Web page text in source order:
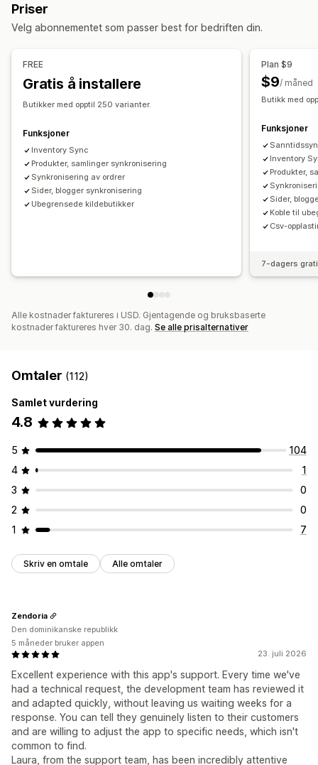
Multibutikk
Bestillingsoppdateringer
Priser
Velg abonnementet som passer best for bedriften din.
FREE
Gratis å installere
Butikker med opptil 250 varianter.
Funksjoner
Inventory Sync
Produkter, samlinger synkronisering
Synkronisering av ordrer
Sider, blogger synkronisering
Ubegrensede kildebutikker
Plan $9
$9/ måned
Butikk med
Funksjoner
Inventory
Produkter,
Sider,
Koble til
Csv-
7-dagers
Alle kostnader faktureres i USD. Gjentagende og bruksbaserte
kostnader faktureres hver 30. dag. Se alle prisalternativer
Omtaler (112)
Samlet vurdering
4.8
5
104
4
1
3
0
2
0
1
7
Skriv en omtale Alle omtaler
23. juli 2026
Excellent experience with this app's support. Every time we've
had a technical request, the development team has reviewed it
and adapted quickly, without leaving us waiting weeks for a
response. You can tell they genuinely listen to their customers
and are willing to adjust the app to specific needs, which isn't
common to find.
Laura, from the support team, has been incredibly attentive
Zendoria
Den dominikanske republikk
5 måneder bruker appen